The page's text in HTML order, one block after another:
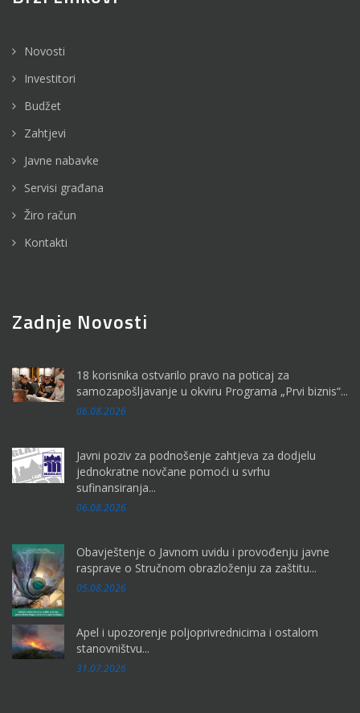
Novosti
Investitori
Budžet
Zahtjevi
Javne nabavke
Servisi građana
Žiro račun
Kontakti
Zadnje Novosti
18 korisnika ostvarilo pravo na poticaj za
samozapošljavanje u okviru Programa „Prvi biznis“...
06.08.2026
Javni poziv za podnošenje zahtjeva za dodjelu
jednokratne novčane pomoći u svrhu
sufinansiranja...
06.08.2026
Obavještenje o Javnom uvidu i provođenju javne
rasprave o Stručnom obrazloženju za zaštitu...
05.08.2026
Apel i upozorenje poljoprivrednicima i ostalom
stanovništvu...
31.07.2026